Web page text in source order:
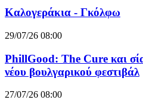
Καλογεράκια - Γκόλφω
29/07/26 08:00
PhillGood: The Cure και
νέου βουλγαρικού φεστιβάλ
27/07/26 08:00